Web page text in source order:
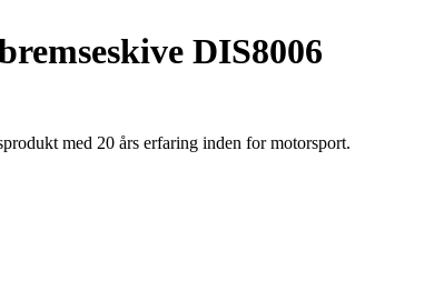
DIS8006
med 20 års erfaring inden for motorsport.